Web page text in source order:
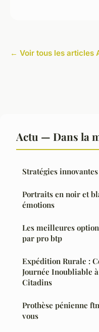
← Voir tous les articles
Actu — Dans la
Stratégies
Portraits en noir et
émotions
Les meilleures
par pro btp
Expédition Rurale :
Journée Inoubliable
Citadins
Prothèse pénienne
vous